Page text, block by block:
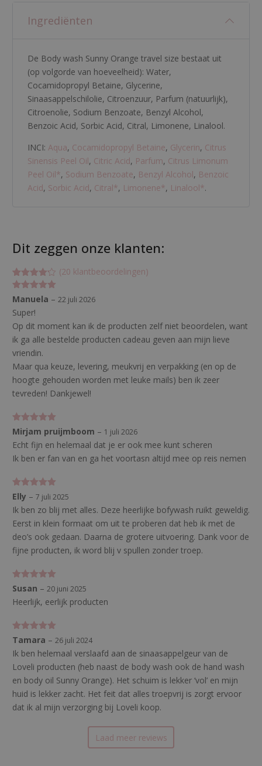
Ingrediënten
De Body wash Sunny Orange travel size bestaat uit
(op volgorde van hoeveelheid): Water,
Cocamidopropyl Betaine, Glycerine,
Sinaasappelschilolie, Citroenzuur, Parfum (natuurlijk),
Citroenolie, Sodium Benzoate, Benzyl Alcohol,
Benzoic Acid, Sorbic Acid, Citral, Limonene, Linalool.
INCI: Aqua, Cocamidopropyl Betaine, Glycerin, Citrus
Sinensis Peel Oil, Citric Acid, Parfum, Citrus Limonum
Peel Oil*, Sodium Benzoate, Benzyl Alcohol, Benzoic
Acid, Sorbic Acid, Citral*, Limonene*, Linalool*.
Dit zeggen onze klanten:
Gewaardee
op 5
gebaseer
d op
20
klant
waarderin
gen
(20 klantbeoordelingen)
Gewaardeerd
5uit 5
Manuela – 22 juli 2026
Super!
Op dit moment kan ik de producten zelf niet beoordelen, want
ik ga alle bestelde producten cadeau geven aan mijn lieve
vriendin.
Maar qua keuze, levering, meukvrij en verpakking (en op de
hoogte gehouden worden met leuke mails) ben ik zeer
tevreden! Dankjewel!
Gewaardeerd
5uit 5
Mirjam pruijmboom – 1 juli 2026
Echt fijn en helemaal dat je er ook mee kunt scheren
Ik ben er fan van en ga het voortasn altijd mee op reis nemen
Gewaardeerd
5uit 5
Elly – 7 juli 2025
Ik ben zo blij met alles. Deze heerlijke bofywash ruikt geweldig.
Eerst in klein formaat om uit te proberen dat heb ik met de
deo’s ook gedaan. Daarna de grotere uitvoering. Dank voor de
fijne producten, ik word blij v spullen zonder troep.
Gewaardeerd
5 uit 5
Susan – 20 juni 2025
Heerlijk, eerlijk producten
Gewaardeerd
5 uit 5
Tamara – 26 juli 2024
Ik ben helemaal verslaafd aan de sinaasappelgeur van de
Loveli producten (heb naast de body wash ook de hand wash
en body oil Sunny Orange). Het schuim is lekker ‘vol’ en mijn
huid is lekker zacht. Het feit dat alles troepvrij is zorgt ervoor
dat ik al mijn verzorging bij Loveli koop.
Laad meer reviews